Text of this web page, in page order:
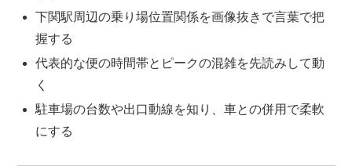
下関駅周辺の乗り場位置関係を画像抜きで言葉で把
握する
代表的な便の時間帯とピークの混雑を先読みして動
く
駐車場の台数や出口動線を知り、車との併用で柔軟
にする